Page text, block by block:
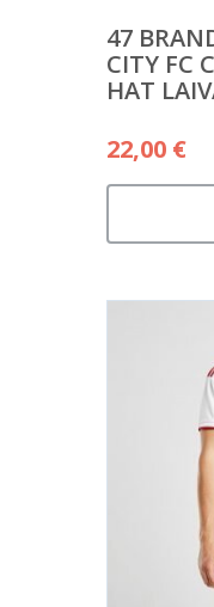
47
CITY FC
HAT
22,00 €